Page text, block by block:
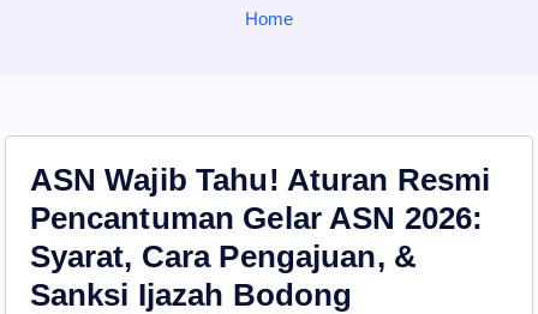
Home
ASN Wajib Tahu! Aturan Resmi
Pencantuman Gelar ASN 2026:
Syarat, Cara Pengajuan, &
Sanksi Ijazah Bodong